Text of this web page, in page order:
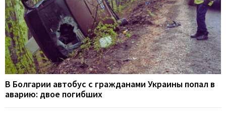
В Болгарии автобус с гражданами Украины попал в
аварию: двое погибших